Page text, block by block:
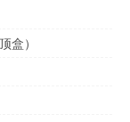
盒）